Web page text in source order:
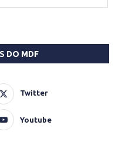
DO MDF
Twitter
Youtube